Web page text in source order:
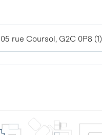
rue Coursol, G2C 0P8 (1)